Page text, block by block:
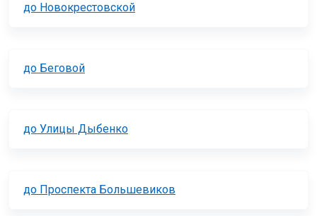
до Новокрестовской
до Беговой
до Улицы Дыбенко
до Проспекта Большевиков